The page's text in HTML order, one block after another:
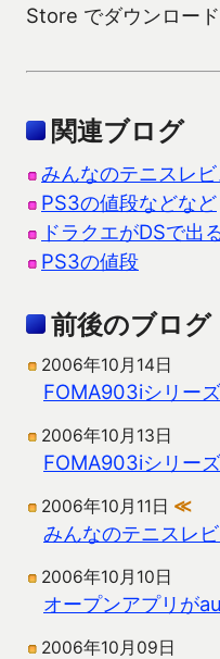
Store でダウンロード
関連ブログ
みんなのテニスレビ
PS3の値段などなど
ドラクエがDSで出
PS3の値段
前後のブログ
2006年10月14日
FOMA903iシリー
2006年10月13日
FOMA903iシリーズ
2006年10月11日 ≪
みんなのテニスレ
2006年10月10日
オープンアプリが
2006年10月09日